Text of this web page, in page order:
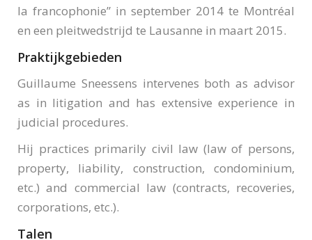
la francophonie” in september 2014 te Montréal
en een pleitwedstrijd te Lausanne in maart 2015.
Praktijkgebieden
Guillaume Sneessens intervenes both as advisor
as in litigation and has extensive experience in
judicial procedures.
Hij practices primarily civil law (law of persons,
property, liability, construction, condominium,
etc.) and commercial law (contracts, recoveries,
corporations, etc.).
Talen